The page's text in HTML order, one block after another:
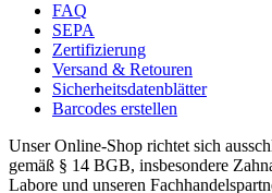
FAQ
SEPA
Zertifizierung
Versand & Retouren
Sicherheitsdatenblätter
Barcodes erstellen
Unser Online-Shop richtet sich
gemäß § 14 BGB, insbesondere
Labore und unseren